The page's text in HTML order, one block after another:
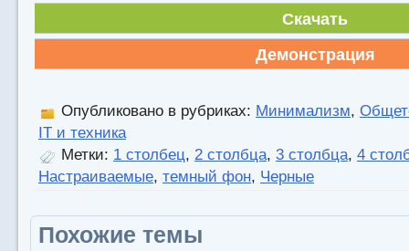
Скачать
Демонстрация
Опубликовано в рубриках: Минимализм,
IT и техника
Метки: 1 столбец, 2 столбца, 3 столбца, 4
Настраиваемые, темный фон, Черные
Похожие темы